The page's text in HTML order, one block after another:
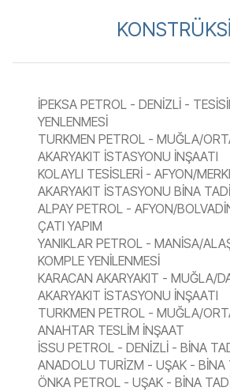
İPEKSA PETROL - DENİZLİ -
YENLENMESİ
TURKMEN PETROL - MUĞLA/
AKARYAKIT İSTASYONU İNŞAATI
KOLAYLI TESİSLERİ - AFYON/
AKARYAKIT İSTASYONU BİNA
ALPAY PETROL - AFYON/
ÇATI YAPIM
YANIKLAR PETROL - MANİSA/
KOMPLE YENİLENMESİ
KARACAN AKARYAKIT - MUĞLA/
AKARYAKIT İSTASYONU İNŞAATI
TURKMEN PETROL - MUĞLA/
ANAHTAR TESLİM İNŞAAT
İSSU PETROL - DENİZLİ - BİNA
ANADOLU TURİZM - UŞAK - BİNA
ÖNKA PETROL - UŞAK - BİNA